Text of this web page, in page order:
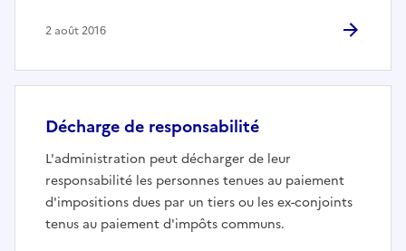
2 août 2016
Décharge de responsabilité
L'administration peut décharger de leur
responsabilité les personnes tenues au paiement
d'impositions dues par un tiers ou les ex-conjoints
tenus au paiement d'impôts communs.